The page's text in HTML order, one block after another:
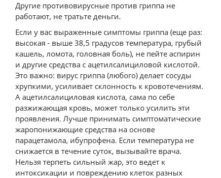
Другие противовирусные против гриппа не
работают, не тратьте деньги.
Если у вас выраженные симптомы гриппа (еще раз:
высокая - выше 38,5 градусов температура, грубый
кашель, ломота, головная боль), не пейте аспирин
и другие средства с ацетилсалициловой кислотой.
Это важно: вирус гриппа (любого) делает сосуды
хрупкими, усиливает склонность к кровотечениям.
А ацетилсалициловая кислота, сама по себе
разжижающая кровь, может только усилить эти
проявления. Лучше принимать симптоматические
жаропонижающие средства на основе
парацетамола, ибупрофена. Если температура не
снижается в течение суток, вызывайте врача.
Нельзя терпеть сильный жар, это ведет к
интоксикации и повреждению клеток разных